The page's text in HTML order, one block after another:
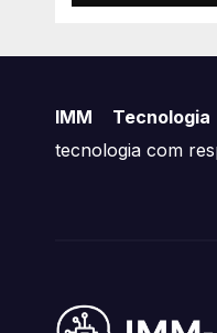
IMM Tecnologia
tecnologia com